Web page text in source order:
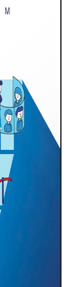
nay, năng lực lãnh
và phát triển. Một
thúc đẩy sự sáng
Mà Một
trò của người lãnh
người truyền cảm
mọi thử thách. Kỹ